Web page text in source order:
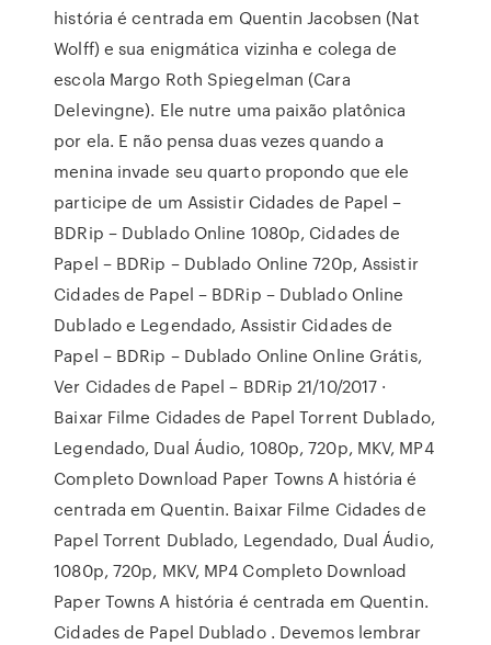
história é centrada em Quentin Jacobsen (Nat
Wolff) e sua enigmática vizinha e colega de
escola Margo Roth Spiegelman (Cara
Delevingne). Ele nutre uma paixão platônica
por ela. E não pensa duas vezes quando a
menina invade seu quarto propondo que ele
participe de um Assistir Cidades de Papel –
BDRip – Dublado Online 1080p, Cidades de
Papel – BDRip – Dublado Online 720p, Assistir
Cidades de Papel – BDRip – Dublado Online
Dublado e Legendado, Assistir Cidades de
Papel – BDRip – Dublado Online Online Grátis,
Ver Cidades de Papel – BDRip 21/10/2017 ·
Baixar Filme Cidades de Papel Torrent Dublado,
Legendado, Dual Áudio, 1080p, 720p, MKV, MP4
Completo Download Paper Towns A história é
centrada em Quentin. Baixar Filme Cidades de
Papel Torrent Dublado, Legendado, Dual Áudio,
1080p, 720p, MKV, MP4 Completo Download
Paper Towns A história é centrada em Quentin.
Cidades de Papel Dublado . Devemos lembrar